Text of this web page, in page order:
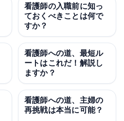
看護師の入職前に知っ
ておくべきことは何で
すか？
看護師への道、最短ル
ートはこれだ！解説し
ますか？
看護師への道、主婦の
再挑戦は本当に可能？